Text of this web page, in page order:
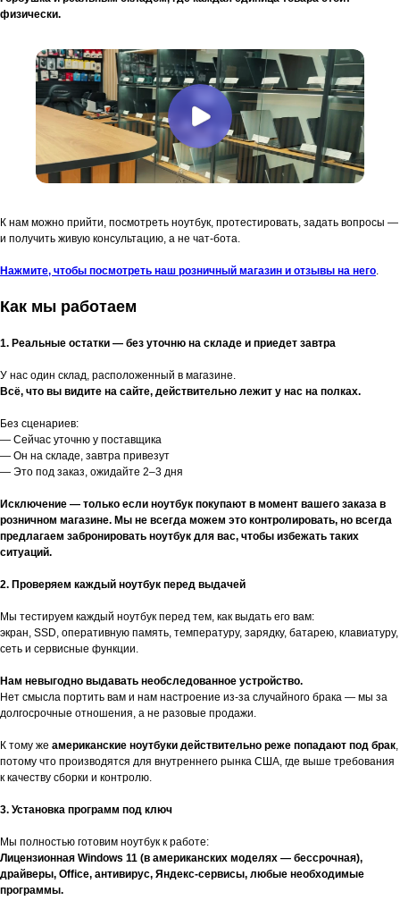
физически.
К нам можно прийти, посмотреть ноутбук, протестировать, задать вопросы —
и получить живую консультацию, а не чат-бота.
Нажмите, чтобы посмотреть наш розничный магазин и отзывы на него.
Как мы работаем
1. Реальные остатки — без уточню на складе и приедет завтра
У нас один склад, расположенный в магазине.
Всё, что вы видите на сайте, действительно лежит у нас на полках.
Без сценариев:
— Сейчас уточню у поставщика
— Он на складе, завтра привезут
— Это под заказ, ожидайте 2–3 дня
Исключение — только если ноутбук покупают в момент вашего заказа в
розничном магазине. Мы не всегда можем это контролировать, но всегда
предлагаем забронировать ноутбук для вас, чтобы избежать таких
ситуаций.
2. Проверяем каждый ноутбук перед выдачей
Мы тестируем каждый ноутбук перед тем, как выдать его вам:
экран, SSD, оперативную память, температуру, зарядку, батарею, клавиатуру,
сеть и сервисные функции.
Нам невыгодно выдавать необследованное устройство.
Нет смысла портить вам и нам настроение из-за случайного брака — мы за
долгосрочные отношения, а не разовые продажи.
К тому же американские ноутбуки действительно реже попадают под брак,
потому что производятся для внутреннего рынка США, где выше требования
к качеству сборки и контролю.
3. Установка программ под ключ
Мы полностью готовим ноутбук к работе:
Лицензионная Windows 11 (в американских моделях — бессрочная),
драйверы, Office, антивирус, Яндекс-сервисы, любые необходимые
программы.